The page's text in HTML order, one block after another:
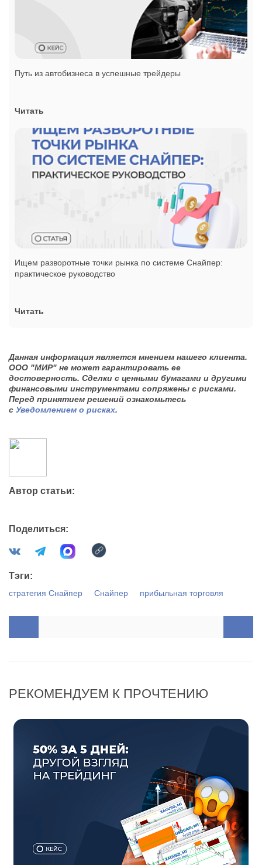
Путь из автобизнеса в успешные трейдеры
Читать
Ищем разворотные точки рынка по системе Снайпер:
практическое руководство
Читать
Данная информация является мнением нашего клиента.
ООО "МИР" не может гарантировать ее
достоверность. Сделки с ценными бумагами и другими
финансовыми инструментами сопряжены с рисками.
Перед принятием решений ознакомьтесь
с Уведомлением о рисках.
Автор статьи:
Поделиться:
Тэги:
стратегия Снайпер Снайпер прибыльная торговля
РЕКОМЕНДУЕМ К ПРОЧТЕНИЮ